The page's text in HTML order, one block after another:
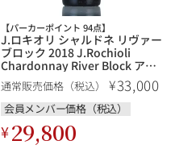
ルロワ
ブルゴーニュ
シャンパーニュ
【パーカーポイント 94点】
J.ロキオリ シャルドネ リヴァー
ブロック 2018 J.Rochioli
Chardonnay River Block アメ
リカ カリフォルニア 白ワイン
通常販売価格（税込） ¥33,000
会員メンバー価格（税込）
¥29,800